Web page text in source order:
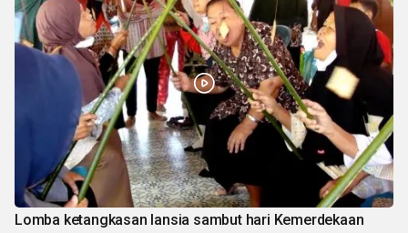
Lomba ketangkasan lansia sambut hari Kemerdekaan